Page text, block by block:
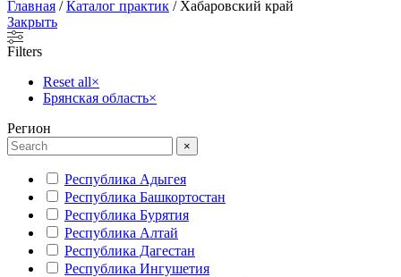
Главная /Каталог практик / Хабаровский край
Закрыть
Filters
Reset all×
Брянская область×
Регион
×
Республика Адыгея
Республика Башкортостан
Республика Бурятия
Республика Алтай
Республика Дагестан
Республика Ингушетия